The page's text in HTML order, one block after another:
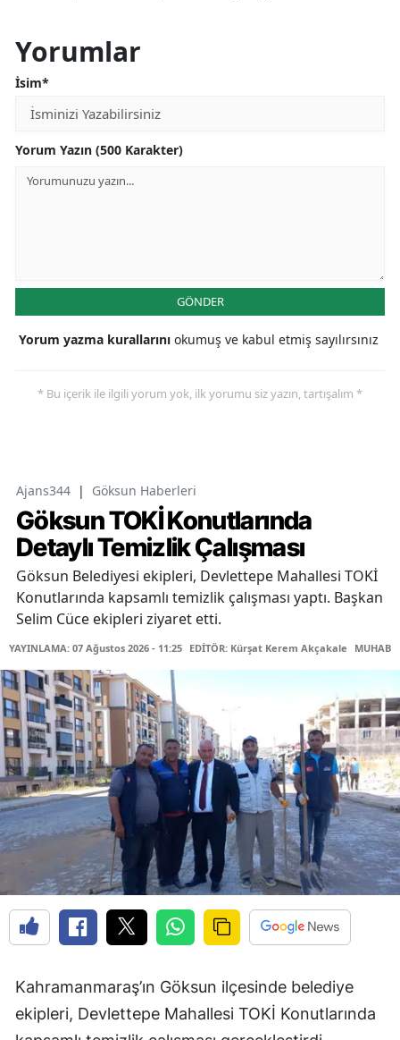
Yorumlar
İsim*
Yorum Yazın (500 Karakter)
GÖNDER
Yorum yazma kurallarını okumuş ve kabul etmiş sayılırsınız
* Bu içerik ile ilgili yorum yok, ilk yorumu siz yazın, tartışalım *
Ajans344 | Göksun Haberleri
Göksun TOKİ Konutlarında
Detaylı Temizlik Çalışması
Göksun Belediyesi ekipleri, Devlettepe Mahallesi TOKİ
Konutlarında kapsamlı temizlik çalışması yaptı. Başkan
Selim Cüce ekipleri ziyaret etti.
YAYINLAMA: 07 Ağustos 2026 - 11:25 EDİTÖR: Kürşat Kerem Akçakale
Kahramanmaraş’ın Göksun ilçesinde belediye
ekipleri, Devlettepe Mahallesi TOKİ Konutlarında